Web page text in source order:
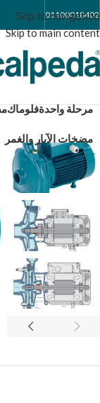
Skip to navigation
Skip to main content
01100018402
مرحلة واحدةفلوماك
مضخات الآبار والغمر